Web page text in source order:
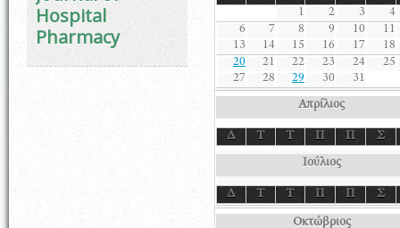
Hospital
Pharmacy
1
2 3
4
6
7 8 9 10
11
13
14 15 16 17
18
20
21 22 23 24
25
27
28 29 30 31
Απρίλιος
Δ Τ Τ Π Π Σ
Ιούλιος
Δ Τ Τ Π Π Σ
Οκτώβριος